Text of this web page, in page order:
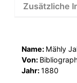
Zusätzliche
Name: Mähly
Von:
Jahr:1880